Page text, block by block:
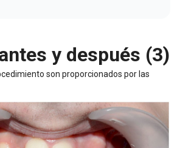
y después (3)
son proporcionados por las